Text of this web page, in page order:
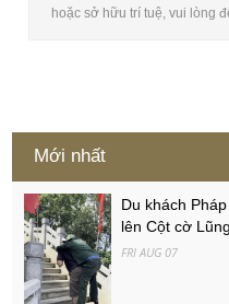
hoặc sở hữu trí tuệ, vui lòng
Mới nhất
Du khách
lên Cột cờ
FRI AUG 07